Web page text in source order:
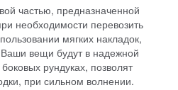
частью, предназначенной
необходимости перевозить
мягких накладок,
вещи будут в надежной
рундуках, позволят
при сильном волнении.